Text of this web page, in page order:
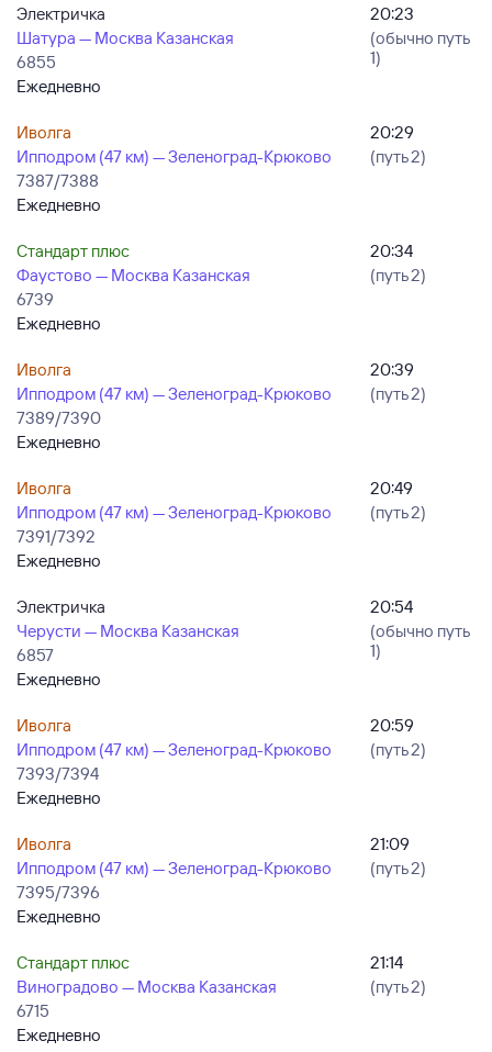
Электричка
Шатура — Москва Казанская
6855
Ежедневно
20:23
(обычно путь
1)
Иволга
Ипподром (47 км) — Зеленоград-Крюково
7387/7388
Ежедневно
20:29
(путь 2)
Стандарт плюс
Фаустово — Москва Казанская
6739
Ежедневно
20:34
(путь 2)
Иволга
Ипподром (47 км) — Зеленоград-Крюково
7389/7390
Ежедневно
20:39
(путь 2)
Иволга
Ипподром (47 км) — Зеленоград-Крюково
7391/7392
Ежедневно
20:49
(путь 2)
Электричка
Черусти — Москва Казанская
6857
Ежедневно
20:54
(обычно путь
1)
Иволга
Ипподром (47 км) — Зеленоград-Крюково
7393/7394
Ежедневно
20:59
(путь 2)
Иволга
Ипподром (47 км) — Зеленоград-Крюково
7395/7396
Ежедневно
21:09
(путь 2)
Стандарт плюс
Виноградово — Москва Казанская
6715
Ежедневно
21:14
(путь 2)